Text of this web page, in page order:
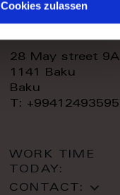
Cookies zulassen
royal
28 May street 9A
1141 Baku
Baku
T:
WORK TIME
TODAY:
CONTACT: